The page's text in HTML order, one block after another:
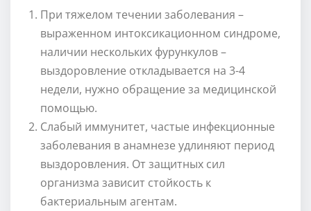
При тяжелом течении заболевания –
выраженном интоксикационном синдроме,
наличии нескольких фурункулов –
выздоровление откладывается на 3-4
недели, нужно обращение за медицинской
помощью.
Слабый иммунитет, частые инфекционные
заболевания в анамнезе удлиняют период
выздоровления. От защитных сил
организма зависит стойкость к
бактериальным агентам.